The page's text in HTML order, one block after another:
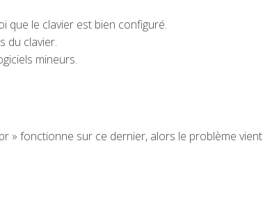
que le clavier est bien configuré.
du clavier.
mineurs.
» fonctionne sur ce dernier, alors le problème vient